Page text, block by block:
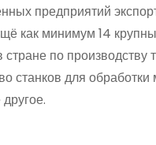
предприятий
как минимум 14
по
станков для